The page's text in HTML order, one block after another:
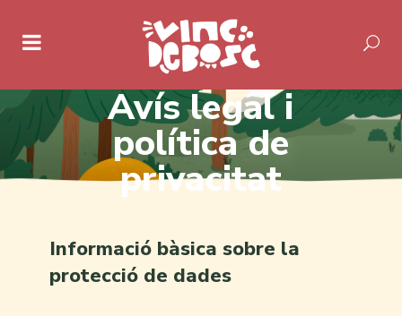
Avís legal i
política de
privacitat
Informació bàsica sobre la
protecció de dades